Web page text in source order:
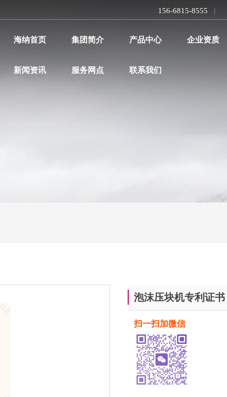
156-6815-8555
海纳首页 集团简介 产品中心 企业资质
新闻资讯 服务网点 联系我们
泡沫压块机专利证书
扫一扫加微信